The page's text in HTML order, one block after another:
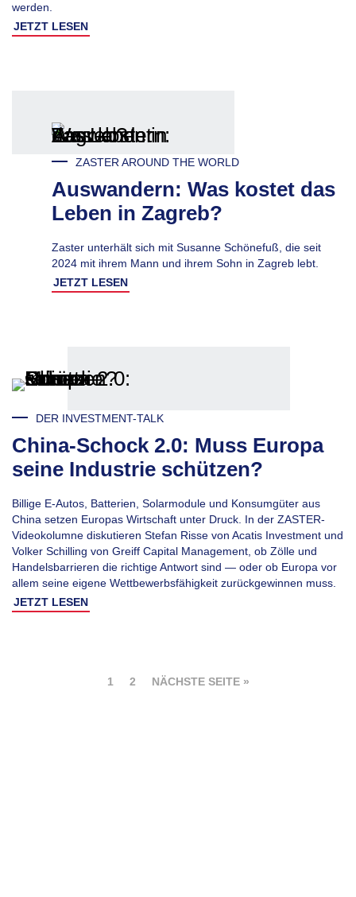
werden.
JETZT LESEN
ZASTER AROUND THE WORLD
Auswandern: Was kostet das
Leben in Zagreb?
Zaster unterhält sich mit Susanne Schönefuß, die seit
2024 mit ihrem Mann und ihrem Sohn in Zagreb lebt.
JETZT LESEN
DER INVESTMENT-TALK
China-Schock 2.0: Muss Europa
seine Industrie schützen?
Billige E-Autos, Batterien, Solarmodule und Konsumgüter aus
China setzen Europas Wirtschaft unter Druck. In der ZASTER-
Videokolumne diskutieren Stefan Risse von Acatis Investment und
Volker Schilling von Greiff Capital Management, ob Zölle und
Handelsbarrieren die richtige Antwort sind — oder ob Europa vor
allem seine eigene Wettbewerbsfähigkeit zurückgewinnen muss.
JETZT LESEN
1 2 NÄCHSTE SEITE »